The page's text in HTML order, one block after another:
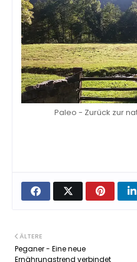
Paleo - Zurück zur
ÄLTERE
Peganer - Eine neue
Ernährungstrend verbindet